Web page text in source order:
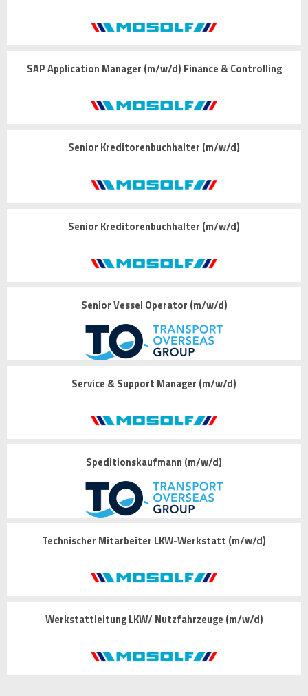
SAP Application Manager (m/w/d) Finance & Controlling
Senior Kreditorenbuchhalter (m/w/d)
Senior Kreditorenbuchhalter (m/w/d)
Senior Vessel Operator (m/w/d)
Service & Support Manager (m/w/d)
Speditionskaufmann (m/w/d)
Technischer Mitarbeiter LKW-Werkstatt (m/w/d)
Werkstattleitung LKW/ Nutzfahrzeuge (m/w/d)